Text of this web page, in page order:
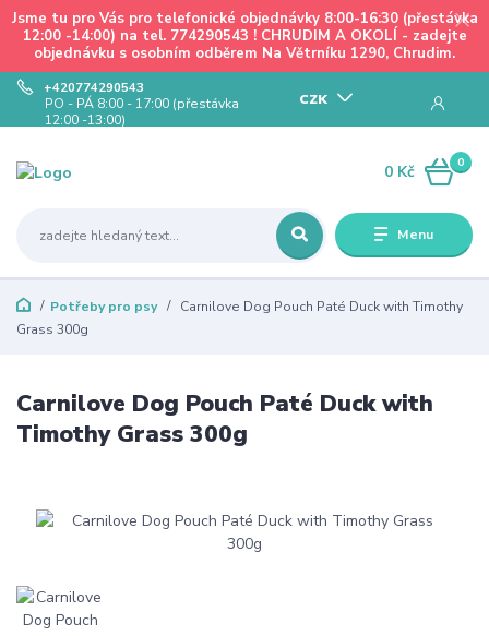
Jsme tu pro Vás pro telefonické objednávky 8:00-16:30 (přestávka
12:00 -14:00) na tel. 774290543 ! CHRUDIM A OKOLÍ - zadejte
objednávku s osobním odběrem Na Větrníku 1290, Chrudim.
Menu
CZK
+420774290543
PO - PÁ 8:00 - 17:00 (přestávka
12:00 -13:00)
0
0 Kč
Potřeby pro psy
Carnilove Dog Pouch Paté Duck with Timothy
Grass 300g
Carnilove Dog Pouch Paté Duck with
Timothy Grass 300g